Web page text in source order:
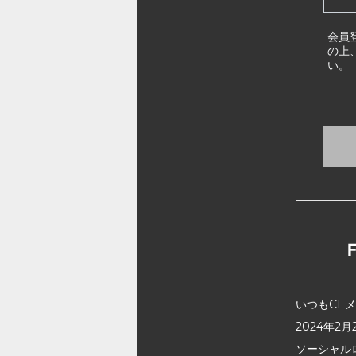
会員
の上
い。
いつもCE
2024年2月
ソーシャ